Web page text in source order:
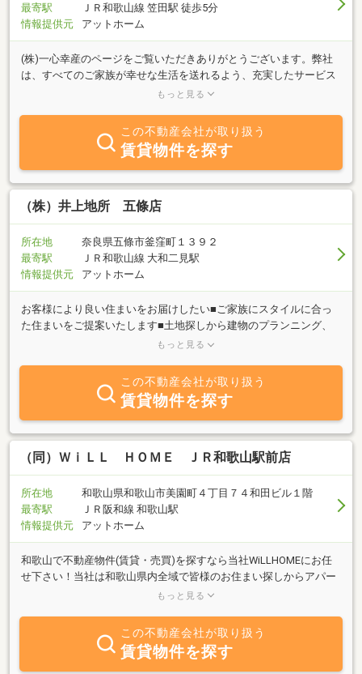
最寄駅
ＪＲ和歌山線 笠田駅 徒歩5分
情報提供元
アットホーム
(株)一心幸産のページをご覧いただきありがとうございます。弊社
は、すべてのご家族が幸せな生活を送れるよう、充実したサービス
を心掛けております。地域密着型ならではの豊富な情報量で、お客
ターフォローも心掛けております。経験豊富なスタッフがご対応さ
せて頂きますので安心してお問合せください。
もっと見る
この不動産会社が取り扱う
賃貸物件を探す
（株）井上地所 五條店
所在地
奈良県五條市釜窪町１３９２
最寄駅
ＪＲ和歌山線 大和二見駅
情報提供元
アットホーム
お客様により良い住まいをお届けしたい■ご家族にスタイルに合っ
た住まいをご提案いたします■土地探しから建物のプランニング、
施工まで当社で一貫して行っております■すんでからのアフターサ
くはお気軽にお問い合わせください！
もっと見る
この不動産会社が取り扱う
賃貸物件を探す
（同）ＷｉＬＬ ＨＯＭＥ ＪＲ和歌山駅前店
所在地
和歌山県和歌山市美園町４丁目７４和田ビル１階
最寄駅
ＪＲ阪和線 和歌山駅
情報提供元
アットホーム
和歌山で不動産物件(賃貸・売買)を探すなら当社WiLLHOMEにお任
せ下さい！当社は和歌山県内全域で皆様のお住まい探しからアパー
トの管理まで不動産における様々なお手伝いを致します。和歌山県
もっと見る
この不動産会社が取り扱う
賃貸物件を探す